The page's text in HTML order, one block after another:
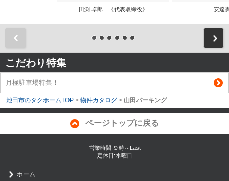
田渕 卓郎 《代表取締役》 安達
こだわり特集
月極駐車場特集！
池田市のタクホームTOP > 物件カタログ > 山田パーキング
ページトップに戻る
営業時間:９時～Last
定休日:水曜日
ホーム